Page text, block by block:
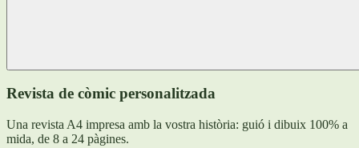
Revista de còmic personalitzada
Una revista A4 impresa amb la vostra història: guió i dibuix 100% a
mida, de 8 a 24 pàgines.